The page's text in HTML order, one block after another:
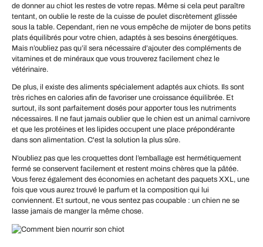
de donner au chiot les restes de votre repas. Même si cela peut paraître
tentant, on oublie le reste de la cuisse de poulet discrètement glissée
sous la table. Cependant, rien ne vous empêche de mijoter de bons petits
plats équilibrés pour votre chien, adaptés à ses besoins énergétiques.
Mais n’oubliez pas qu’il sera nécessaire d’ajouter des compléments de
vitamines et de minéraux que vous trouverez facilement chez le
vétérinaire.
De plus, il existe des aliments spécialement adaptés aux chiots. Ils sont
très riches en calories afin de favoriser une croissance équilibrée. Et
surtout, ils sont parfaitement dosés pour apporter tous les nutriments
nécessaires. Il ne faut jamais oublier que le chien est un animal carnivore
et que les protéines et les lipides occupent une place prépondérante
dans son alimentation. C'est la solution la plus sûre.
N’oubliez pas que les croquettes dont l’emballage est hermétiquement
fermé se conservent facilement et restent moins chères que la pâtée.
Vous ferez également des économies en achetant des paquets XXL, une
fois que vous aurez trouvé le parfum et la composition qui lui
conviennent. Et surtout, ne vous sentez pas coupable : un chien ne se
lasse jamais de manger la même chose.